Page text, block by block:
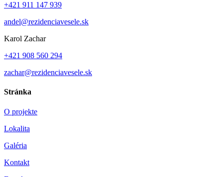
+421 911 147 939
andel@rezidenciavesele.sk
Karol Zachar
+421 908 560 294
zachar@rezidenciavesele.sk
Stránka
O projekte
Lokalita
Galéria
Kontakt